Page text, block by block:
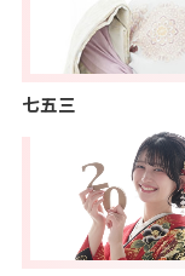
七五三